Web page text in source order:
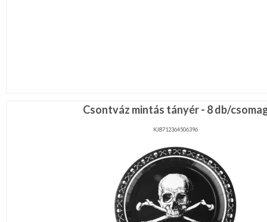
Csontváz mintás tányér - 8 db/
KJ8712364506396